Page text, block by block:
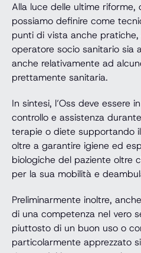
Alla luce delle ultime riforme,
possiamo definire come
punti di vista anche
operatore socio sanitario sia
anche relativamente ad
prettamente sanitaria.
In sintesi, l’Oss deve essere
controllo e assistenza
terapie o diete supportando
oltre a garantire igiene ed
biologiche del paziente oltre
per la sua mobilità e
Preliminarmente inoltre,
di una competenza nel vero
piuttosto di un buon uso o
particolarmente apprezzato